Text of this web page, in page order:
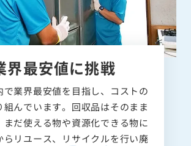
界最安値に挑戦
で業界最安値を目指し、コストの
組んでいます。回収品はそのまま
まだ使える物や資源化できる物に
らリユース、リサイクルを行い廃